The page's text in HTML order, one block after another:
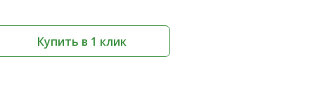
Купить в 1 клик